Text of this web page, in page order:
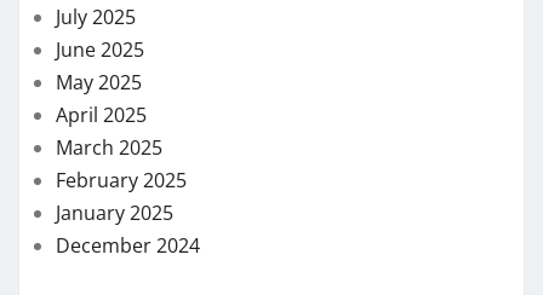
July 2025
June 2025
May 2025
April 2025
March 2025
February 2025
January 2025
December 2024